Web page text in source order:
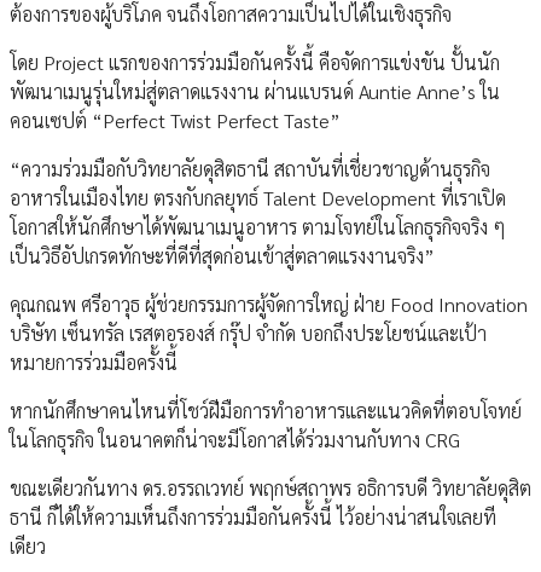
ต้องการของผู้บริโภค จนถึงโอกาสความเป็นไปได้ในเชิงธุรกิจ
โดย Project แรกของการร่วมมือกันครั้งนี้ คือจัดการแข่งขัน ปั้นนัก
พัฒนาเมนูรุ่นใหม่สู่ตลาดแรงงาน ผ่านแบรนด์ Auntie Anne’s ใน
คอนเซปต์ “Perfect Twist Perfect Taste”
“ความร่วมมือกับวิทยาลัยดุสิตธานี สถาบันที่เชี่ยวชาญด้านธุรกิจ
อาหารในเมืองไทย ตรงกับกลยุทธ์ Talent Development ที่เราเปิด
โอกาสให้นักศึกษาได้พัฒนาเมนูอาหาร ตามโจทย์ในโลกธุรกิจจริง ๆ
เป็นวิธีอัปเกรดทักษะที่ดีที่สุดก่อนเข้าสู่ตลาดแรงงานจริง”
คุณกณพ ศรีอาวุธ ผู้ช่วยกรรมการผู้จัดการใหญ่ ฝ่าย Food Innovation
บริษัท เซ็นทรัล เรสตอรองส์ กรุ๊ป จำกัด บอกถึงประโยชน์และเป้า
หมายการร่วมมือครั้งนี้
หากนักศึกษาคนไหนที่โชว์ฝีมือการทำอาหารและแนวคิดที่ตอบโจทย์
ในโลกธุรกิจ ในอนาคตก็น่าจะมีโอกาสได้ร่วมงานกับทาง CRG
ขณะเดียวกันทาง ดร.อรรถเวทย์ พฤกษ์สถาพร อธิการบดี วิทยาลัยดุสิต
ธานี ก็ได้ให้ความเห็นถึงการร่วมมือกันครั้งนี้ ไว้อย่างน่าสนใจเลยที
เดียว